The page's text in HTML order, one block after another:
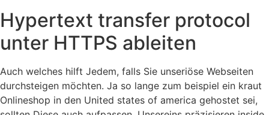
Hypertext transfer protocol
unter HTTPS ableiten
Auch welches hilft Jedem, falls Sie unseriöse Webseiten
durchsteigen möchten. Ja so lange zum beispiel ein kraut
Onlineshop in den United states of america gehostet sei,